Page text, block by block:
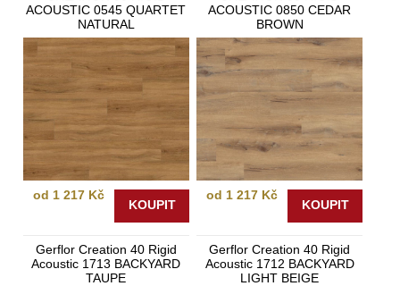
ACOUSTIC 0545 QUARTET
NATURAL
od 1 217 Kč
KOUPIT
ACOUSTIC 0850 CEDAR
BROWN
od 1 217 Kč
KOUPIT
Gerflor Creation 40 Rigid
Acoustic 1713 BACKYARD
TAUPE
Gerflor Creation 40 Rigid
Acoustic 1712 BACKYARD
LIGHT BEIGE